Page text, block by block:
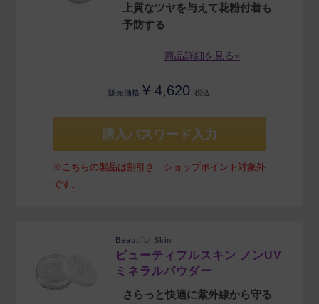
上質なツヤを与えて花粉付着も
予防する
商品詳細を見る»
販売価格 ¥ 4,620 税込
購入パスワード入力
※こちらの製品は割引き・ショップポイント対象外
です。
Beautiful Skin
ビューティフルスキン ノンUV
ミネラルパウダー
さらっと快適に紫外線から守る